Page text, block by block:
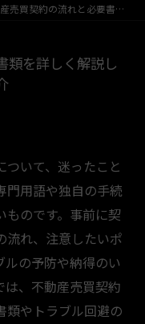
約の流れと必要書類を詳しく解説しトラブル回避のポイントも紹介
類を詳しく解説し
いて、迷ったこと
門用語や独自の手続
ものです。事前に契
流れ、注意したいポ
ルの予防や納得のい
は、不動産売買契約
類やトラブル回避の